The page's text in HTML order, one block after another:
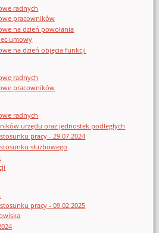
radnych
pracowników
na dzień powołania
umowy
na dzień objęcia funkcji
radnych
pracowników
radnych
urzędu oraz jednostek podległych
pracy - 29.07.2024
służbowego
pracy - 09.02.2025